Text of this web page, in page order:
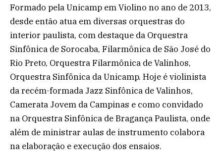
Formado pela Unicamp em Violino no ano de 2013,
desde então atua em diversas orquestras do
interior paulista, com destaque da Orquestra
Sinfônica de Sorocaba, Filarmônica de São José do
Rio Preto, Orquestra Filarmônica de Valinhos,
Orquestra Sinfônica da Unicamp. Hoje é violinista
da recém-formada Jazz Sinfônica de Valinhos,
Camerata Jovem da Campinas e como convidado
na Orquestra Sinfônica de Bragança Paulista, onde
além de ministrar aulas de instrumento colabora
na elaboração e execução dos ensaios.